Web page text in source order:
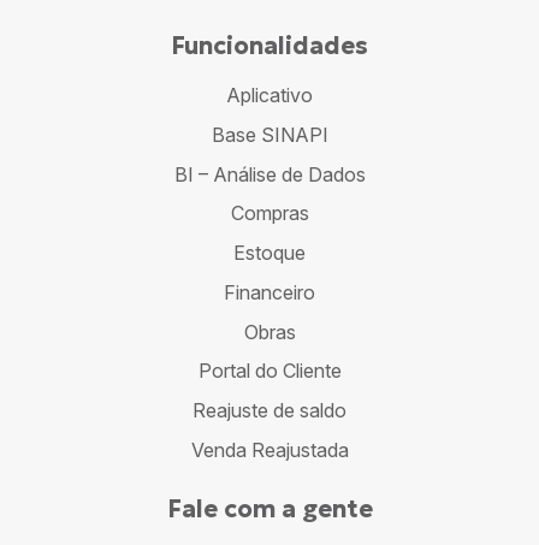
Funcionalidades
Aplicativo
Base SINAPI
BI – Análise de Dados
Compras
Estoque
Financeiro
Obras
Portal do Cliente
Reajuste de saldo
Venda Reajustada
Fale com a gente